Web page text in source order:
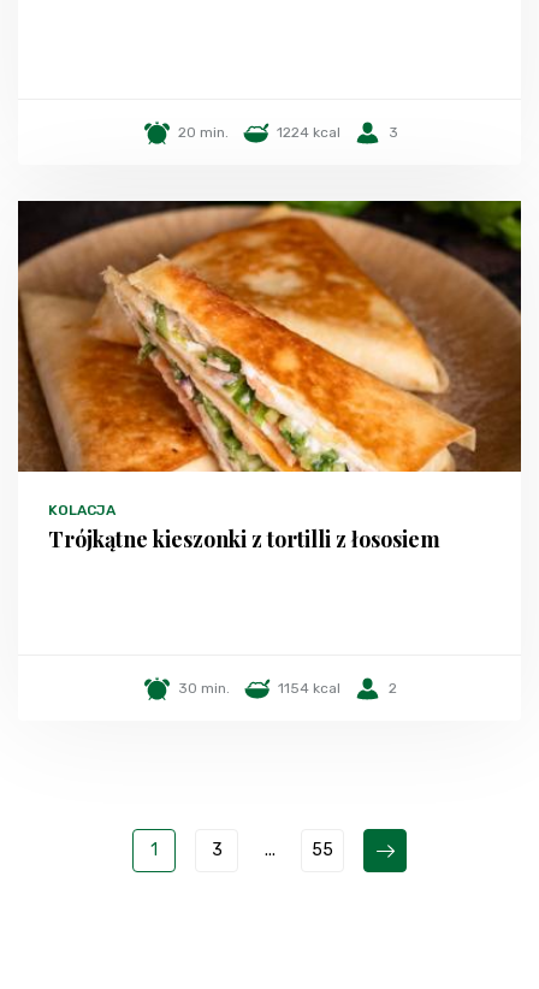
20 min. 1224 kcal 3
KOLACJA
Trójkątne kieszonki z tortilli z łososiem
30 min. 1154 kcal 2
1 3 ... 55